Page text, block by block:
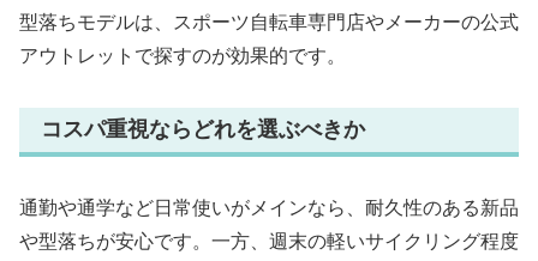
型落ちモデルは、スポーツ自転車専門店やメーカーの公式
アウトレットで探すのが効果的です。
コスパ重視ならどれを選ぶべきか
通勤や通学など日常使いがメインなら、耐久性のある新品
や型落ちが安心です。一方、週末の軽いサイクリング程度